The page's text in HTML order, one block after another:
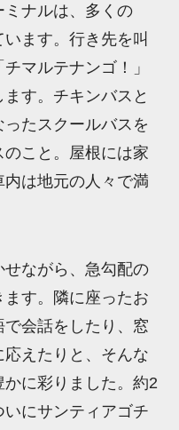
ミナルは、多くの
ます。行き先を叫
マルテナンゴ！」
す。チキンバスと
たスクールバスを
こと。屋根には家
は地元の人々で満
ながら、急勾配の
す。隣に座ったお
会話をしたり、窓
えたりと、そんな
に彩りました。約2
にサンティアゴチ